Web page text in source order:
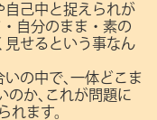
自己中と捉えられが
自分のまま・素の
見せるという事なん
の中で､一体どこま
のか､これが問題に
れます。